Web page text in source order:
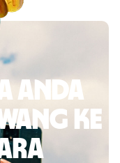
anda
ke